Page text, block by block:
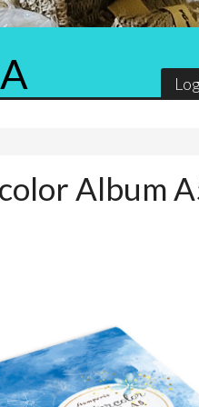
AlbumFlorence